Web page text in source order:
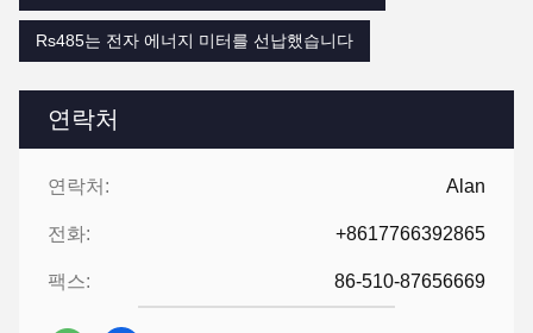
연락처
연락처: Alan
전화: +8617766392865
팩스: 86-510-87656669
Rs485는 전자 에너지 미터를 선납했습니다